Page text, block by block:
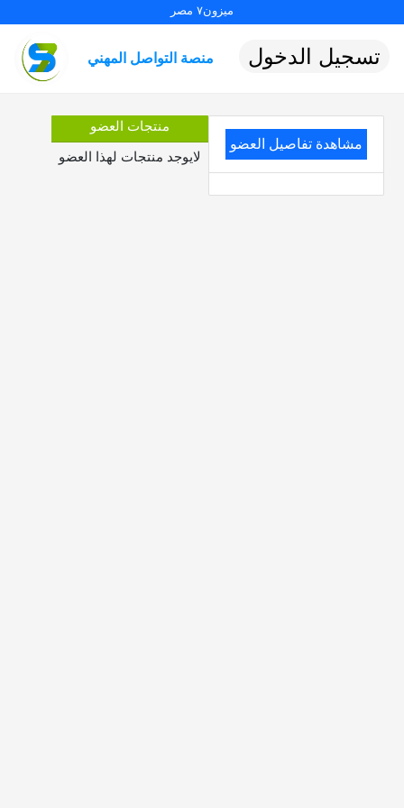
ميزون٧ مصر
منصة التواصل المهني تسجيل الدخول
مشاهدة تفاصيل العضو
منتجات العضو
لايوجد منتجات لهذا العضو